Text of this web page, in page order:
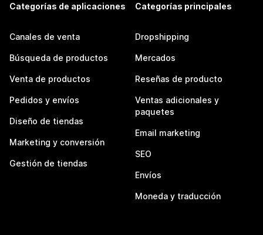
Categorías de aplicaciones
Canales de venta
Búsqueda de productos
Venta de productos
Pedidos y envíos
Diseño de tiendas
Marketing y conversión
Gestión de tiendas
Categorías principales
Dropshipping
Mercados
Reseñas de producto
Ventas adicionales y
paquetes
Email marketing
SEO
Envíos
Moneda y traducción